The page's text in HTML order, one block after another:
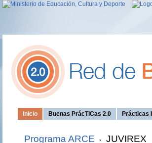
Inicio Buenas PrácTICas 2.0 Prácticas
Programa ARCE JUVIREX